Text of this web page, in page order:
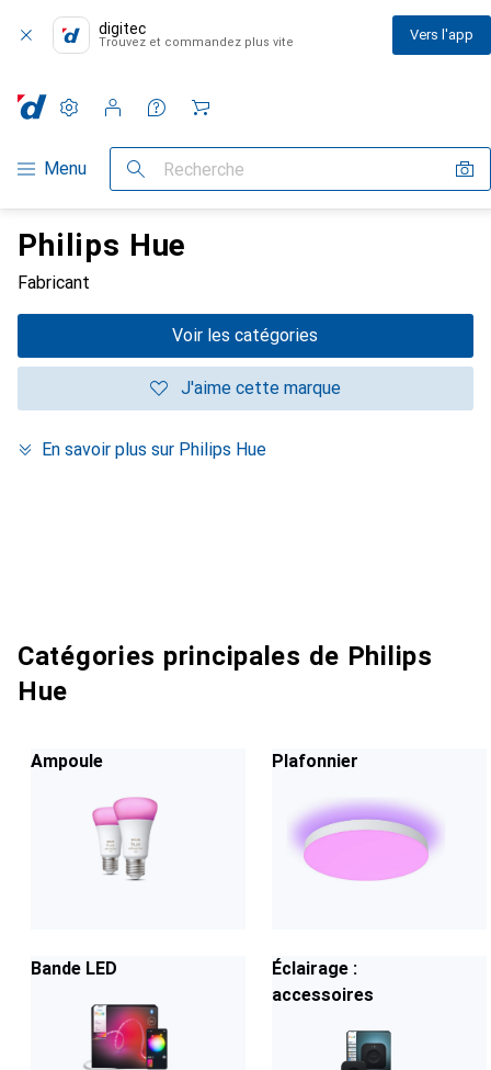
digitec
Trouvez et commandez plus vite Vers l'app
Navigation par catégorie
Menu Recherche
Paramètres
Compte client
Listes de comparaison
Listes d'envies
Panier
Philips Hue
Fabricant
Voir les catégories
J'aime cette marque
En savoir plus sur Philips Hue
Catégories principales de Philips
Hue
Ampoule Plafonnier
Bande LED
Éclairage :
accessoires